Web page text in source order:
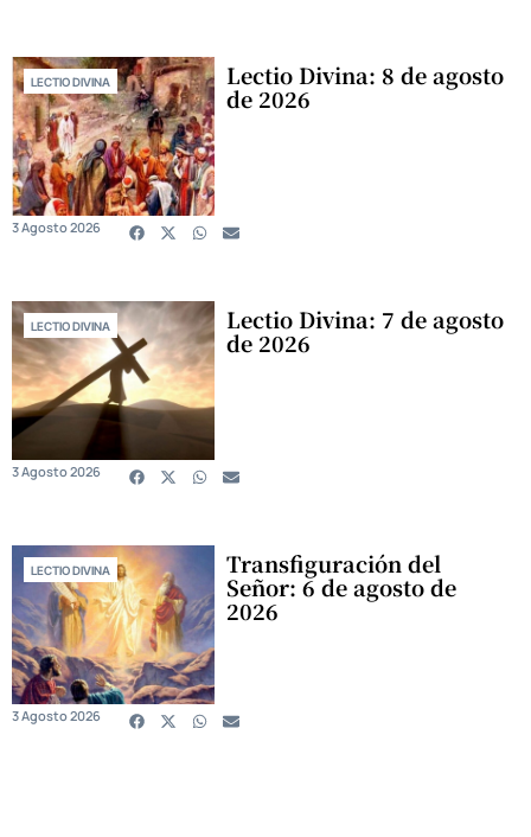
LECTIO DIVINA Lectio Divina: 8 de agosto
de 2026
3 Agosto 2026
LECTIO DIVINA Lectio Divina: 7 de agosto
de 2026
3 Agosto 2026
LECTIO DIVINA Transfiguración del
Señor: 6 de agosto de
2026
3 Agosto 2026